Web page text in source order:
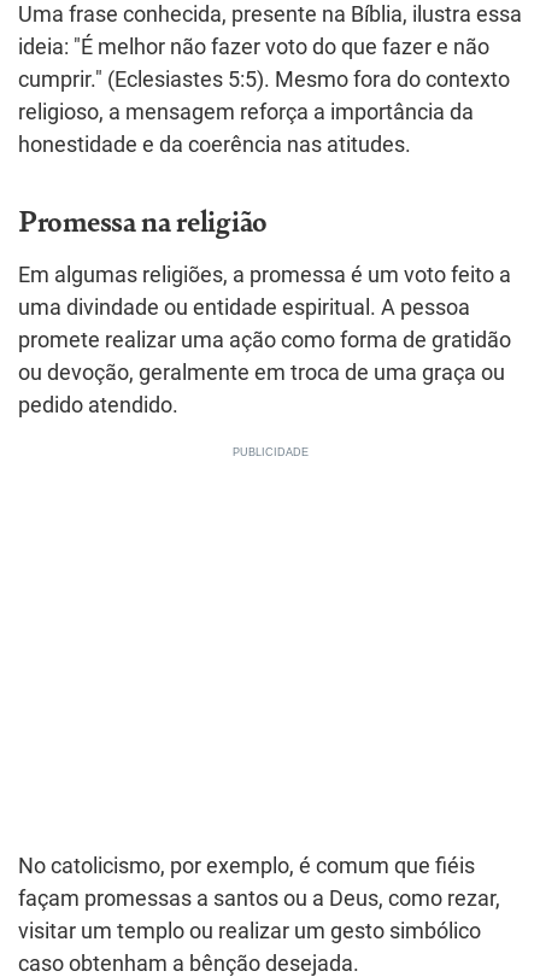
Uma frase conhecida, presente na Bíblia, ilustra essa
ideia: "É melhor não fazer voto do que fazer e não
cumprir." (Eclesiastes 5:5). Mesmo fora do contexto
religioso, a mensagem reforça a importância da
honestidade e da coerência nas atitudes.
Promessa na religião
Em algumas religiões, a promessa é um voto feito a
uma divindade ou entidade espiritual. A pessoa
promete realizar uma ação como forma de gratidão
ou devoção, geralmente em troca de uma graça ou
pedido atendido.
No catolicismo, por exemplo, é comum que fiéis
façam promessas a santos ou a Deus, como rezar,
visitar um templo ou realizar um gesto simbólico
caso obtenham a bênção desejada.